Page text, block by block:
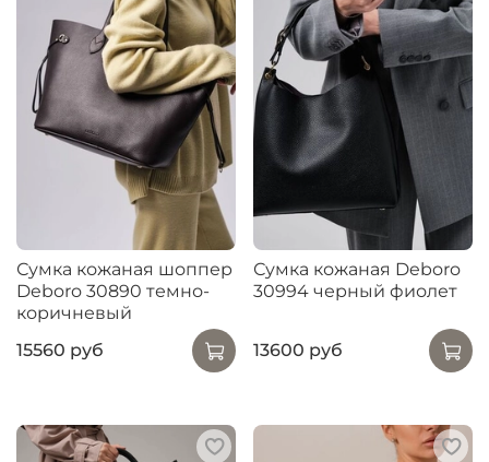
Сумка кожаная шоппер
Deboro 30890 темно-
коричневый
15560 руб
Сумка кожаная Deboro
30994 черный фиолет
13600 руб